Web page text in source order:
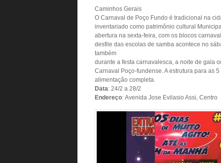
Caminhos Gerais
O Carnaval de Poço Fundo é tradicional na
inventariado como patrimônio cultural
abertura na sexta-feira, com os blocos
desfile das escolas de samba acontece no
também
durante a festa carnavalesca, a noite de gala
Carnaval Poço-fundense. A estrutura para as
alimentação completa.
Data: 24/2 a 28/2
Endereço: Avenida Jose Evilasio Assi, Centro